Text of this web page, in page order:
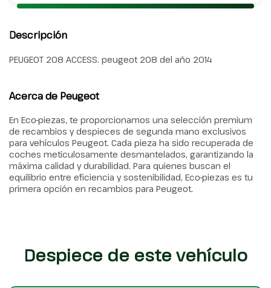
Descripción
PEUGEOT 208 ACCESS. peugeot 208 del año 2014
Acerca de Peugeot
En Eco-piezas, te proporcionamos una selección premium
de recambios y despieces de segunda mano exclusivos
para vehículos Peugeot. Cada pieza ha sido recuperada de
coches meticulosamente desmantelados, garantizando la
máxima calidad y durabilidad. Para quienes buscan el
equilibrio entre eficiencia y sostenibilidad, Eco-piezas es tu
primera opción en recambios para Peugeot.
Despiece de este vehículo